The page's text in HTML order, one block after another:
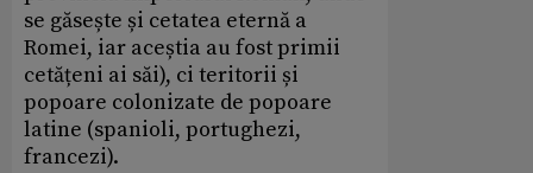
se găsește și cetatea eternă a
Romei, iar aceștia au fost primii
cetățeni ai săi), ci teritorii și
popoare colonizate de popoare
latine (spanioli, portughezi,
francezi).